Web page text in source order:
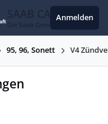
SAAB CARS
Die Saab Gemeinschaft
Anmelden
95, 96, Sonett V4